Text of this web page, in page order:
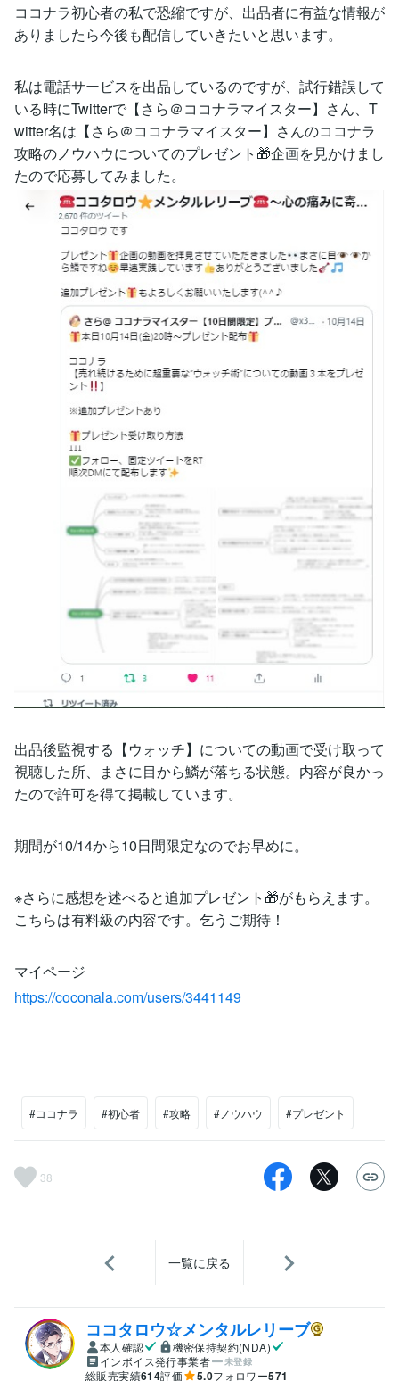
ココナラ初心者の私で恐縮ですが、出品者に有益な情報が
ありましたら今後も配信していきたいと思います。
私は電話サービスを出品しているのですが、試行錯誤して
いる時にTwitterで【さら＠ココナラマイスター】さん、T
witter名は【さら＠ココナラマイスター】さんのココナラ
攻略のノウハウについてのプレゼント🎁企画を見かけまし
たので応募してみました。
出品後監視する【ウォッチ】についての動画で受け取って
視聴した所、まさに目から鱗が落ちる状態。内容が良かっ
たので許可を得て掲載しています。
期間が10/14から10日間限定なのでお早めに。
※さらに感想を述べると追加プレゼント🎁がもらえます。
こちらは有料級の内容です。乞うご期待！
マイページ
https://coconala.com/users/3441149
#ココナラ #初心者 #攻略 #ノウハウ #プレゼント
38
一覧に戻る
ココタロウ☆メンタルレリーブ
本人確認
機密保持契約(NDA)
インボイス発行事業者
未登録
総販売実績614評価 5.0フォロワー571